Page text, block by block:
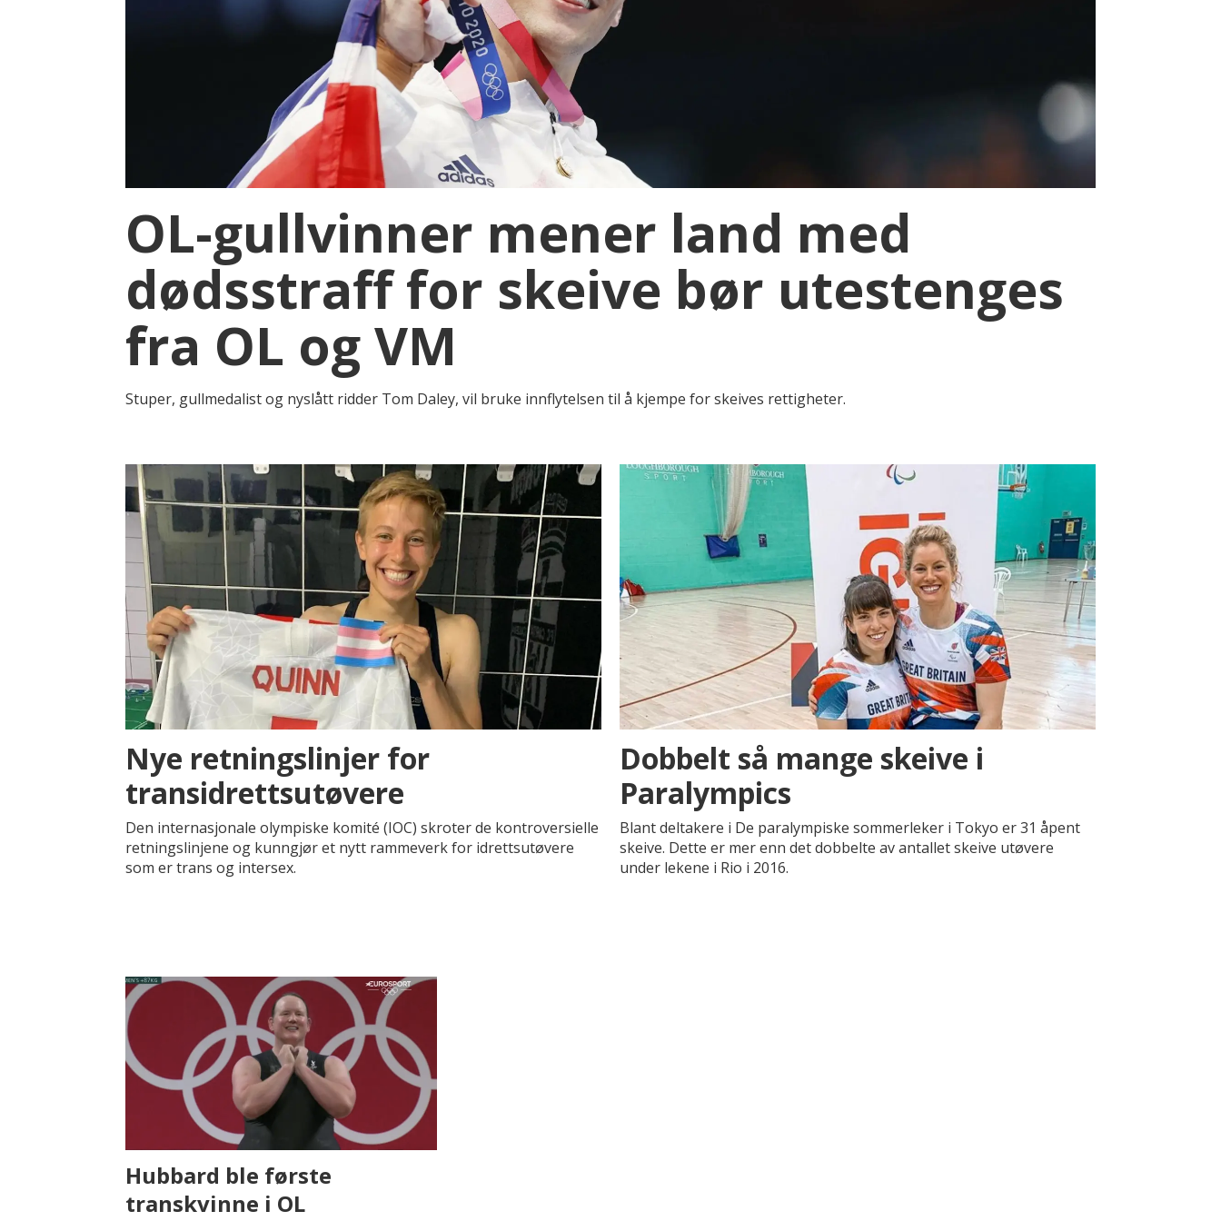
OL-gullvinner mener land med
dødsstraff for skeive bør utestenges
fra OL og VM
Stuper, gullmedalist og nyslått ridder Tom Daley, vil bruke innflytelsen til å kjempe for skeives rettigheter.
Nye retningslinjer for
transidrettsutøvere
Den internasjonale olympiske komité (IOC) skroter de kontroversielle
retningslinjene og kunngjør et nytt rammeverk for idrettsutøvere
som er trans og intersex.
Dobbelt så mange skeive i
Paralympics
Blant deltakere i De paralympiske sommerleker i Tokyo er 31 åpent
skeive. Dette er mer enn det dobbelte av antallet skeive utøvere
under lekene i Rio i 2016.
Hubbard ble første
transkvinne i OL